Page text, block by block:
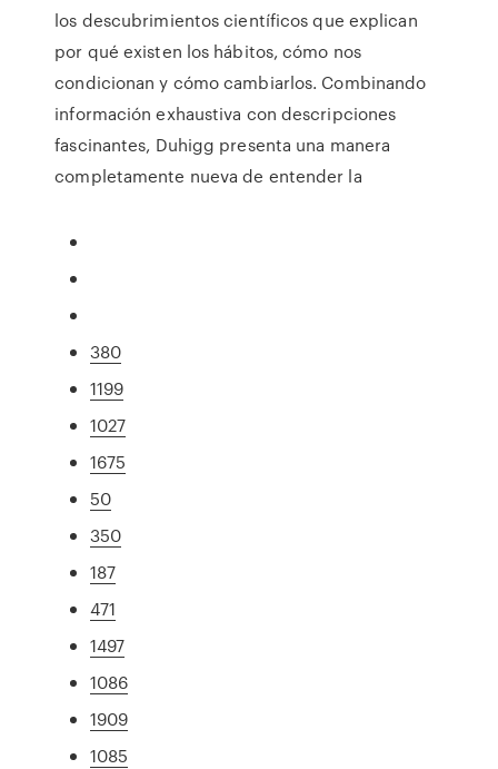
los descubrimientos científicos que explican
por qué existen los hábitos, cómo nos
condicionan y cómo cambiarlos. Combinando
información exhaustiva con descripciones
fascinantes, Duhigg presenta una manera
completamente nueva de entender la
380
1199
1027
1675
50
350
187
471
1497
1086
1909
1085